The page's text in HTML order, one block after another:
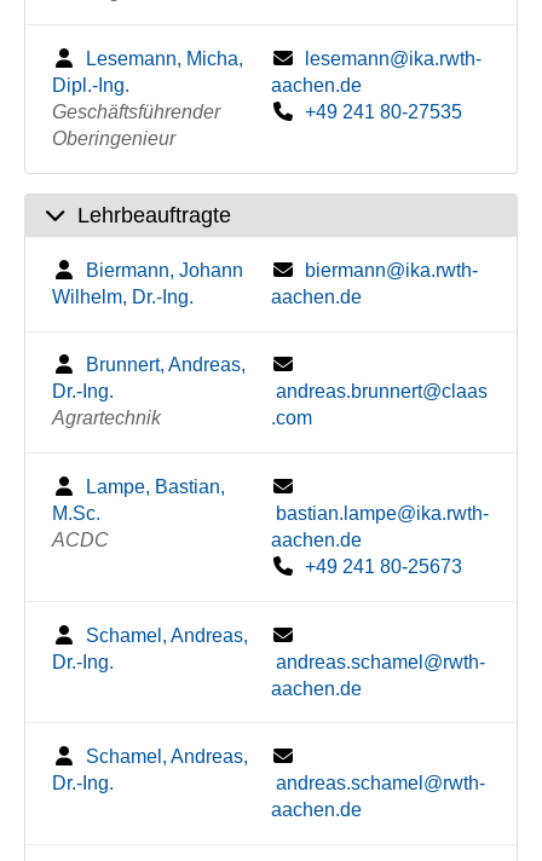
Lesemann, Micha,
Dipl.-Ing.
Geschäftsführender
Oberingenieur
lesemann@ika.rwth-
aachen.de
+49 241 80-27535
Lehrbeauftragte
Biermann, Johann
Wilhelm, Dr.-Ing.
biermann@ika.rwth-
aachen.de
Brunnert, Andreas,
Dr.-Ing.
Agrartechnik
andreas.brunnert@claas
.com
Lampe, Bastian,
M.Sc.
ACDC
bastian.lampe@ika.rwth-
aachen.de
+49 241 80-25673
Schamel, Andreas,
Dr.-Ing.
andreas.schamel@rwth-
aachen.de
Schamel, Andreas,
Dr.-Ing.
andreas.schamel@rwth-
aachen.de